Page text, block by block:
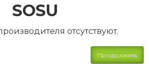
SOSU
отсутствуют.
Продолжить